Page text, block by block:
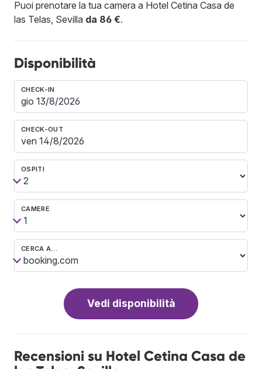
Puoi prenotare la tua camera a Hotel Cetina Casa de
las Telas, Sevilla da 86 €.
Disponibilità
CHECK-IN
CHECK-OUT
OSPITI
CAMERE
CERCA A…
Vedi disponibilità
Recensioni su Hotel Cetina Casa de